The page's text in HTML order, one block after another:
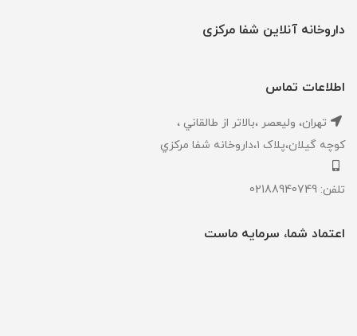
داروخانه آنلاین شفا مرکزی
اطلاعات تماس
تهران، ‎وليعصر ،بالاتر از طالقاني ،
كوچه گيلان،پلاک ۱،داروخانه شفا مركزي
تلفن: 02188940749
اعتماد شما، سرمایه ماست